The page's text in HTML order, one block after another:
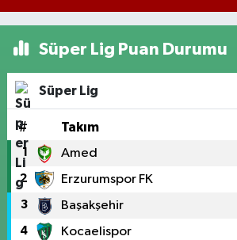
Süper Lig Puan Durumu
Süper Lig
# Takım
1 Amed
2 Erzurumspor FK
3 Başakşehir
4 Kocaelispor